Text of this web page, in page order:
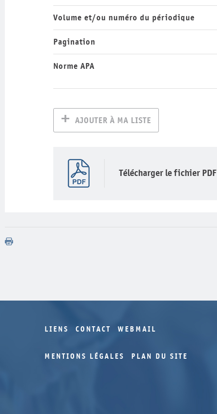
Volume et/ou numéro du périodique
Pagination
Norme APA
AJOUTER À MA LISTE
Télécharger le fichier PDF
LIENS CONTACT WEBMAIL
MENTIONS LÉGALES PLAN DU SITE